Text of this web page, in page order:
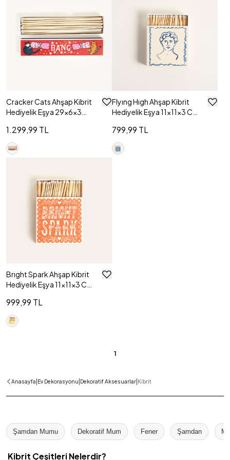
Cracker Cats Ahşap Kibrit
Hediyelik Eşya 29x6x3
1.299,99 TL
Flyıng Hıgh Ahşap Kibrit
Hediyelik Eşya 11x11x3 Cm
799,99 TL
Brıght Spark Ahşap Kibrit
Hediyelik Eşya 11x11x3 Cm
999,99 TL
1
Anasayfa Ev Dekorasyonu Dekoratif Aksesuarlar Kibrit
Şamdan Mumu Dekoratif Mum Fener Şamdan
Kibrit Çeşitleri Nelerdir?